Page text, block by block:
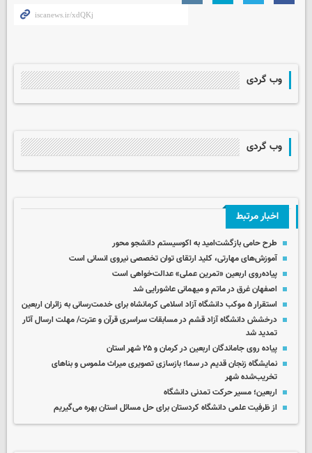
وب گردی
وب گردی
اخبار مرتبط
طرح حامی بازگشت‌امید به اکوسیستم دانشجو محور
آموزش‌های مهارتی، کلید ارتقای توان تخصصی نیروی انسانی است
پیاده‌روی اربعین «تمرین عملی» عدالت‌خواهی است
اصفهان غرق در ماتم و میهمانی عاشورایی شد
استقرار ۵ موکب دانشگاه آزاد اسلامی کرمانشاه برای خدمت‌رسانی به زائران اربعین
درخشش دانشگاه آزاد قشم در مسابقات سراسری قرآن و عترت/ مهلت ارسال آثار
تمدید شد
پیاده روی جاماندگان اربعین در کرمان و ۲۵ شهر استان
نمایشگاه زنجان قدیم در سما؛ بازسازی تصویری میراث ملموس و بناهای
تخریب‌شده شهر
اربعین؛ مسیر حرکت تمدنی دانشگاه
از ظرفیت علمی دانشگاه کردستان برای حل مسائل استان بهره می‌گیریم